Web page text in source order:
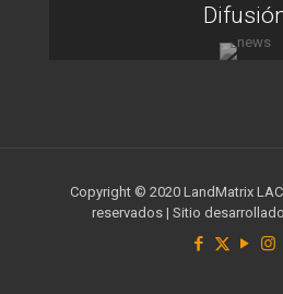
Copyright © 2020 LandMatrix
reservados | Sitio